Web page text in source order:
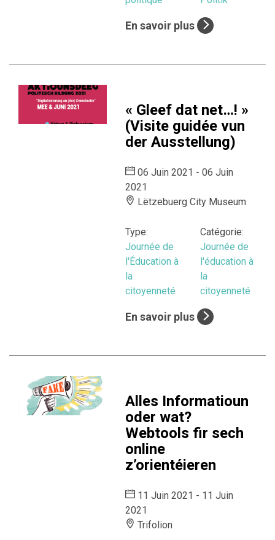
En savoir plus
« Gleef dat net…! »
(Visite guidée vun
der Ausstellung)
06 Juin 2021 - 06 Juin
2021
Lëtzebuerg City Museum
Type:
Journée de
l'Éducation à
la
citoyenneté
Catégorie:
Journée de
l'éducation à
la
citoyenneté
En savoir plus
Alles Informatioun
oder wat?
Webtools fir sech
online
z’orientéieren
11 Juin 2021 - 11 Juin
2021
Trifolion